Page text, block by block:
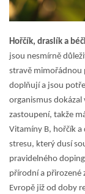
Hořčík, draslík a
jsou nesmírně
stravě mimořádnou
doplňují a jsou
organismus
zastoupení, takže
Vitamíny B, hořčík
stresu, který dusí
pravidelného
přírodní a přirozené
Evropě již od doby